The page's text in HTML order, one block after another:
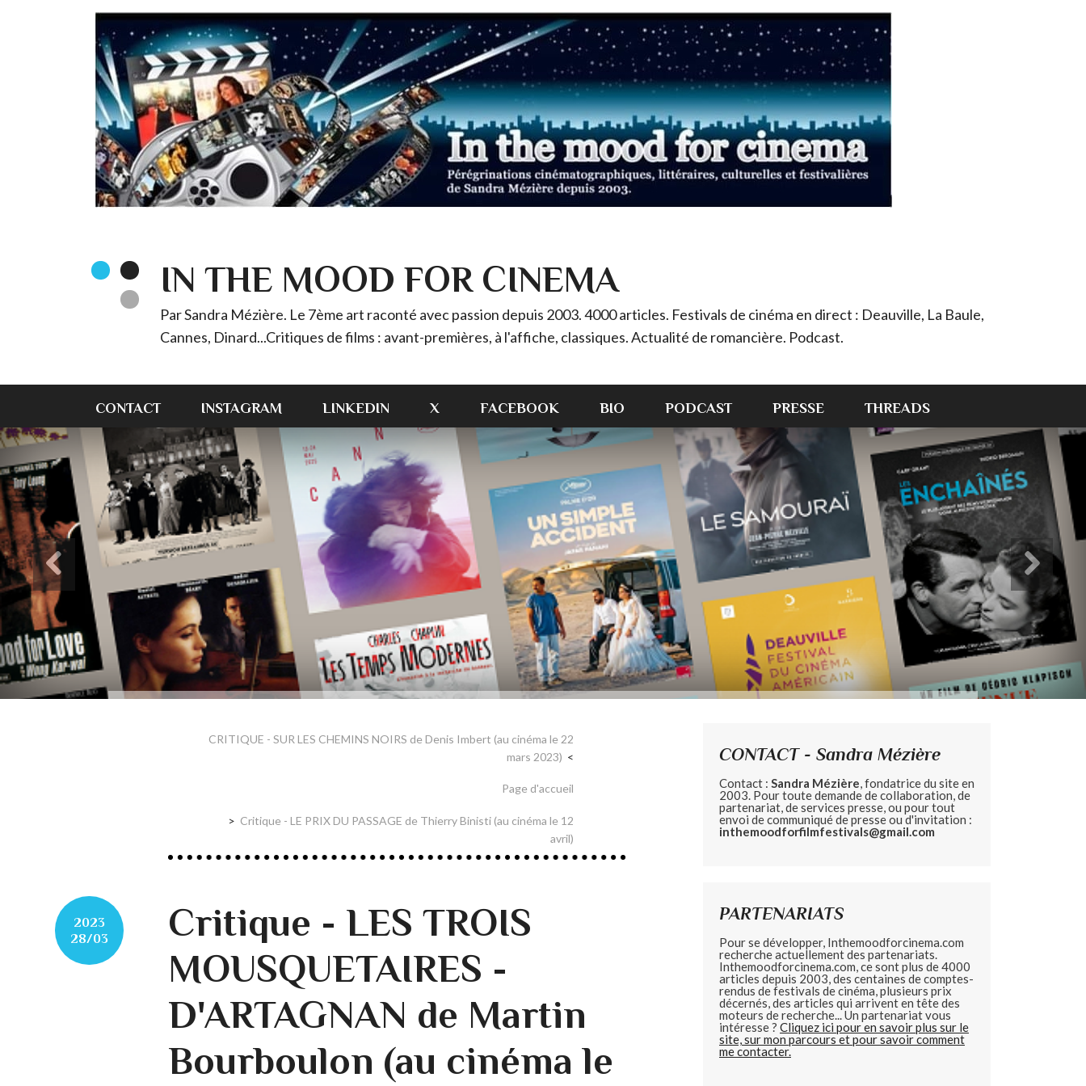
IN THE MOOD FOR CINEMA
Par Sandra Mézière. Le 7ème art raconté avec passion depuis 2003. 4000 articles. Festivals de cinéma en direct : Deauville, La Baule,
Cannes, Dinard...Critiques de films : avant-premières, à l'affiche, classiques. Actualité de romancière. Podcast.
CONTACT INSTAGRAM LINKEDIN X FACEBOOK BIO PODCAST PRESSE THREADS
CRITIQUE - SUR LES CHEMINS NOIRS de Denis Imbert (au cinéma le 22
mars 2023)
Page d'accueil
Critique - LE PRIX DU PASSAGE de Thierry Binisti (au cinéma le 12
avril)
2023
28/03
Critique - LES TROIS
MOUSQUETAIRES -
D'ARTAGNAN de Martin
Bourboulon (au cinéma le
CONTACT - Sandra Mézière
Contact : Sandra Mézière, fondatrice du site en
2003. Pour toute demande de collaboration, de
partenariat, de services presse, ou pour tout
envoi de communiqué de presse ou d'invitation :
inthemoodforfilmfestivals@gmail.com
PARTENARIATS
Pour se développer, Inthemoodforcinema.com
recherche actuellement des partenariats.
Inthemoodforcinema.com, ce sont plus de 4000
articles depuis 2003, des centaines de comptes-
rendus de festivals de cinéma, plusieurs prix
décernés, des articles qui arrivent en tête des
moteurs de recherche... Un partenariat vous
intéresse ? Cliquez ici pour en savoir plus sur le
site, sur mon parcours et pour savoir comment
me contacter.